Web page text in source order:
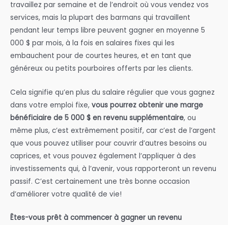
travaillez par semaine et de l’endroit où vous vendez vos
services, mais la plupart des barmans qui travaillent
pendant leur temps libre peuvent gagner en moyenne 5
000 $ par mois, à la fois en salaires fixes qui les
embauchent pour de courtes heures, et en tant que
généreux ou petits pourboires offerts par les clients.
Cela signifie qu’en plus du salaire régulier que vous gagnez
dans votre emploi fixe, vous pourrez obtenir une marge
bénéficiaire de 5 000 $ en revenu supplémentaire, ou
même plus, c’est extrêmement positif, car c’est de l’argent
que vous pouvez utiliser pour couvrir d’autres besoins ou
caprices, et vous pouvez également l’appliquer à des
investissements qui, à l’avenir, vous rapporteront un revenu
passif. C’est certainement une très bonne occasion
d’améliorer votre qualité de vie!
Êtes-vous prêt à commencer à gagner un revenu